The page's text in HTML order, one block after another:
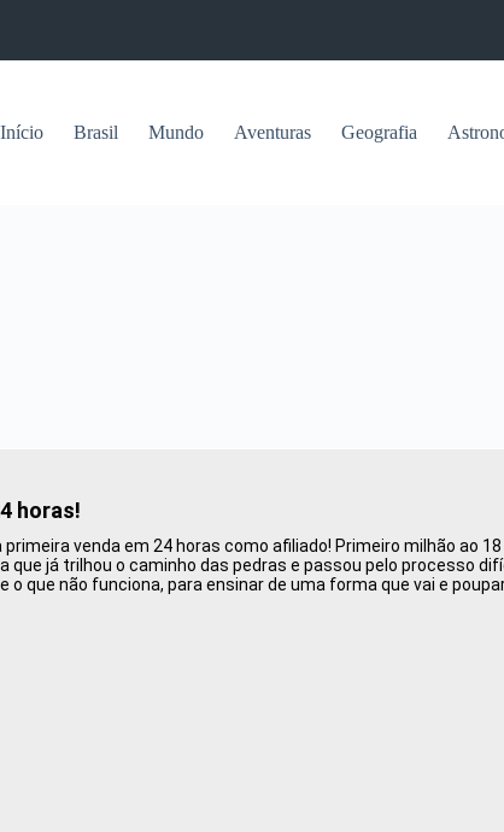
Início Brasil Mundo Aventuras Geografia
horas!
venda em 24 horas como afiliado! Primeiro milhão ao
que já trilhou o caminho das pedras e passou pelo processo
o que não funciona, para ensinar de uma forma que vai e